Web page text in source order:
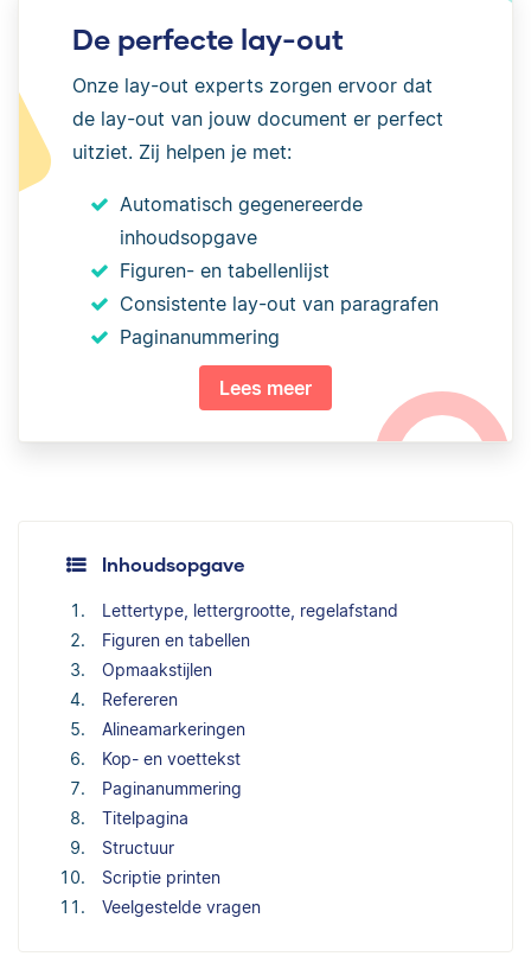
De perfecte lay-out
Onze lay-out experts zorgen ervoor dat
de lay-out van jouw document er perfect
uitziet. Zij helpen je met:
Automatisch gegenereerde
inhoudsopgave
Figuren- en tabellenlijst
Consistente lay-out van paragrafen
Paginanummering
Lees meer
Inhoudsopgave
Lettertype, lettergrootte, regelafstand
Figuren en tabellen
Opmaakstijlen
Refereren
Alineamarkeringen
Kop- en voettekst
Paginanummering
Titelpagina
Structuur
Scriptie printen
Veelgestelde vragen